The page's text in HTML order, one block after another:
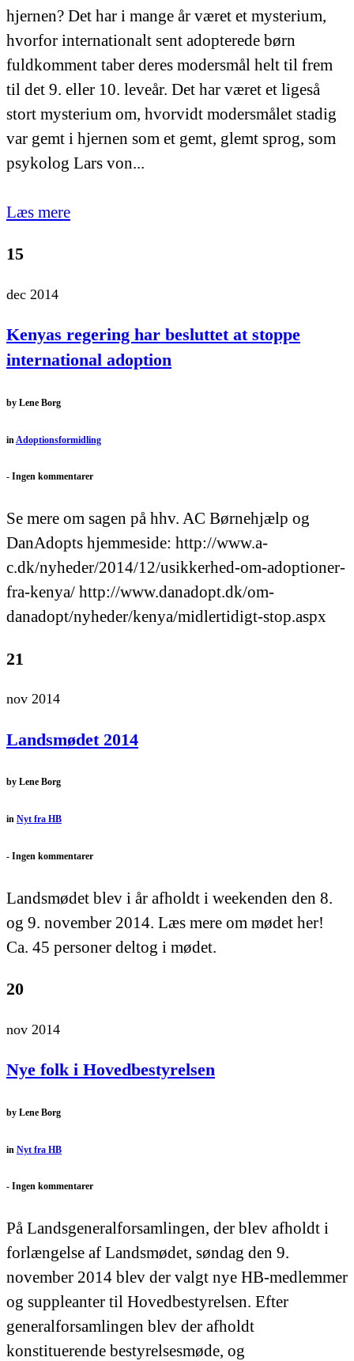
hjernen? Det har i mange år været et mysterium,
hvorfor internationalt sent adopterede børn
fuldkomment taber deres modersmål helt til frem
til det 9. eller 10. leveår. Det har været et ligeså
stort mysterium om, hvorvidt modersmålet stadig
var gemt i hjernen som et gemt, glemt sprog, som
psykolog Lars von...
Læs mere
15
dec 2014
Kenyas regering har besluttet at stoppe
international adoption
by Lene Borg
in Adoptionsformidling
- Ingen kommentarer
Se mere om sagen på hhv. AC Børnehjælp og
DanAdopts hjemmeside: http://www.a-
c.dk/nyheder/2014/12/usikkerhed-om-adoptioner-
fra-kenya/ http://www.danadopt.dk/om-
danadopt/nyheder/kenya/midlertidigt-stop.aspx
21
nov 2014
Landsmødet 2014
by Lene Borg
in Nyt fra HB
- Ingen kommentarer
Landsmødet blev i år afholdt i weekenden den 8.
og 9. november 2014. Læs mere om mødet her!
Ca. 45 personer deltog i mødet.
20
nov 2014
Nye folk i Hovedbestyrelsen
by Lene Borg
in Nyt fra HB
- Ingen kommentarer
På Landsgeneralforsamlingen, der blev afholdt i
forlængelse af Landsmødet, søndag den 9.
november 2014 blev der valgt nye HB-medlemmer
og suppleanter til Hovedbestyrelsen. Efter
generalforsamlingen blev der afholdt
konstituerende bestyrelsesmøde, og